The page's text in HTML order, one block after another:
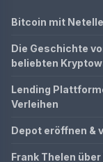
Bitcoin mit
Die Geschichte
beliebten
Lending
Verleihen
Depot eröffnen &
Frank Thelen